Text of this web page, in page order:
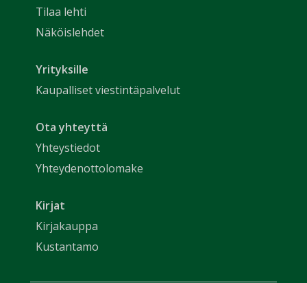
Tilaa lehti
Näköislehdet
Yrityksille
Kaupalliset viestintäpalvelut
Ota yhteyttä
Yhteystiedot
Yhteydenottolomake
Kirjat
Kirjakauppa
Kustantamo